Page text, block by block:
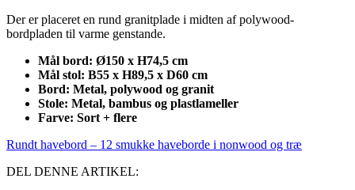
Der er placeret en rund granitplade i midten af polywood-
bordpladen til varme genstande.
Mål bord: Ø150 x H74,5 cm
Mål stol: B55 x H89,5 x D60 cm
Bord: Metal, polywood og granit
Stole: Metal, bambus og plastlameller
Farve: Sort + flere
Rundt havebord – 12 smukke haveborde i nonwood og træ
DEL DENNE ARTIKEL: